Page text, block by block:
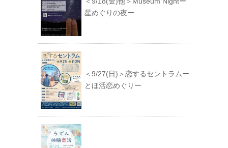
星めぐりの夜ー
＜9/27(日)＞恋するセントラムー
とほ活恋めぐりー